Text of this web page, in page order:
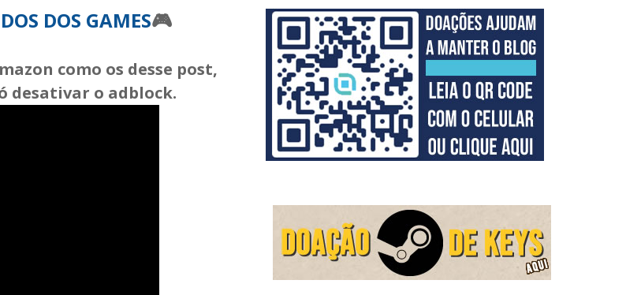
DOS GAMES🎮
como os desse post,
desativar o adblock.